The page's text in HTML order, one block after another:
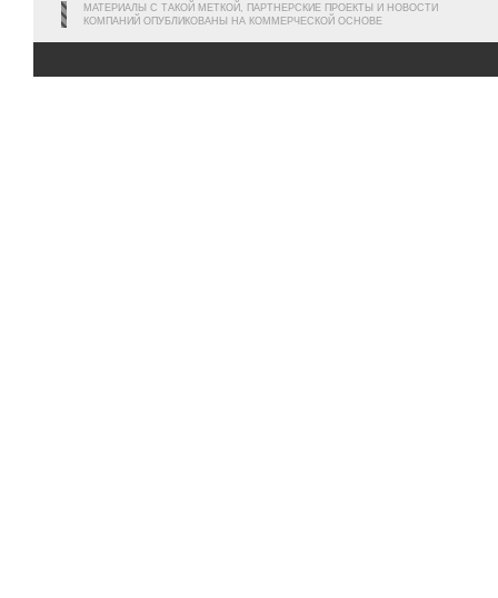
МАТЕРИАЛЫ С ТАКОЙ МЕТКОЙ, ПАРТНЕРСКИЕ ПРОЕКТЫ И НОВОСТИ
КОМПАНИЙ ОПУБЛИКОВАНЫ НА КОММЕРЧЕСКОЙ ОСНОВЕ